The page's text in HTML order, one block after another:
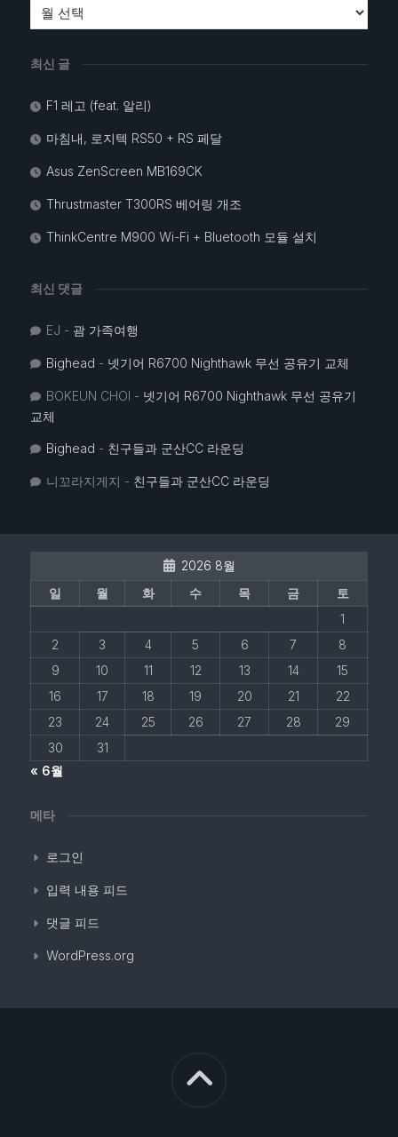
2026 8월
일
월 화 수 목 금
토
1
2
3 4 5 6 7
8
9
10 11 12 13 14
15
16
17 18 19 20 21
22
23
24 25 26 27 28
29
30
31
« 6월
메타
로그인
입력 내용 피드
댓글 피드
WordPress.org
최신 글
F1 레고 (feat. 알리)
마침내, 로지텍 RS50 + RS 페달
Asus ZenScreen MB169CK
Thrustmaster T300RS 베어링 개조
ThinkCentre M900 Wi-Fi + Bluetooth 모듈 설치
최신 댓글
EJ - 괌 가족여행
Bighead - 넷기어 R6700 Nighthawk 무선 공유기 교체
BOKEUN CHOI - 넷기어 R6700 Nighthawk 무선 공유기
교체
Bighead - 친구들과 군산CC 라운딩
니꼬라지게지 - 친구들과 군산CC 라운딩